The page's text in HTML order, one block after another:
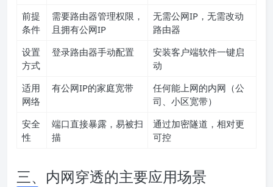
前提
条件
需要路由器管理权限，
且拥有公网IP
无需公网IP，无需改动
路由器
设置
方式
登录路由器手动配置
安装客户端软件一键启
动
适用
网络
有公网IP的家庭宽带
任何能上网的内网（公
司、小区宽带）
安全
性
端口直接暴露，易被扫
描
通过加密隧道，相对更
可控
三、内网穿透的主要应用场景